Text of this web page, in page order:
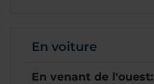
En voiture
En venant de l'ouest: